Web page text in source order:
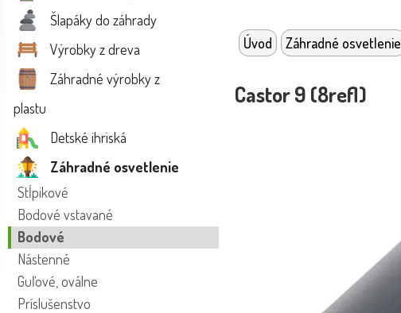
Šlapáky do záhrady
Výrobky z dreva
Záhradné výrobky z
plastu
Detské ihriská
Záhradné osvetlenie
Stĺpikové
Bodové vstavané
Bodové
Nástenné
Guľové, oválne
Príslušenstvo
Úvod Záhradné osvetlenie
Castor 9 (8refl)